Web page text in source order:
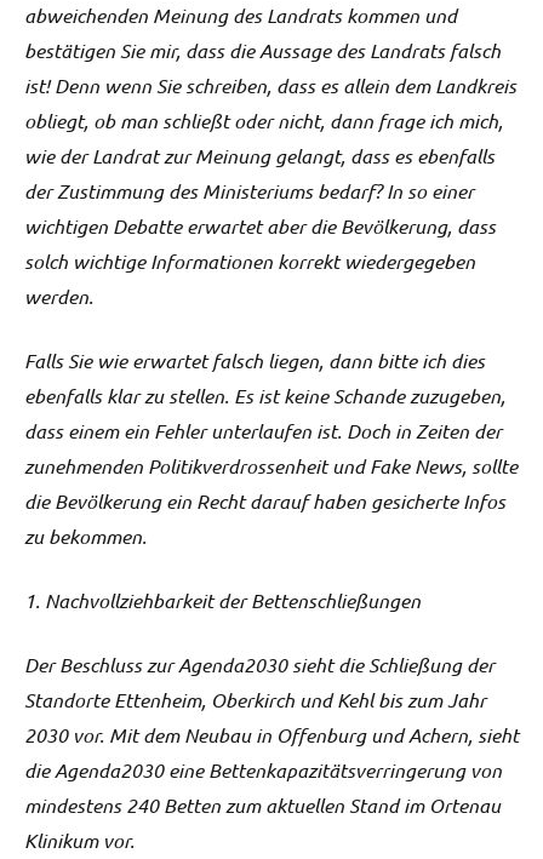
abweichenden Meinung des Landrats kommen und
bestätigen Sie mir, dass die Aussage des Landrats falsch
ist! Denn wenn Sie schreiben, dass es allein dem Landkreis
obliegt, ob man schließt oder nicht, dann frage ich mich,
wie der Landrat zur Meinung gelangt, dass es ebenfalls
der Zustimmung des Ministeriums bedarf? In so einer
wichtigen Debatte erwartet aber die Bevölkerung, dass
solch wichtige Informationen korrekt wiedergegeben
werden.
Falls Sie wie erwartet falsch liegen, dann bitte ich dies
ebenfalls klar zu stellen. Es ist keine Schande zuzugeben,
dass einem ein Fehler unterlaufen ist. Doch in Zeiten der
zunehmenden Politikverdrossenheit und Fake News, sollte
die Bevölkerung ein Recht darauf haben gesicherte Infos
zu bekommen.
1. Nachvollziehbarkeit der Bettenschließungen
Der Beschluss zur Agenda2030 sieht die Schließung der
Standorte Ettenheim, Oberkirch und Kehl bis zum Jahr
2030 vor. Mit dem Neubau in Offenburg und Achern, sieht
die Agenda2030 eine Bettenkapazitätsverringerung von
mindestens 240 Betten zum aktuellen Stand im Ortenau
Klinikum vor.